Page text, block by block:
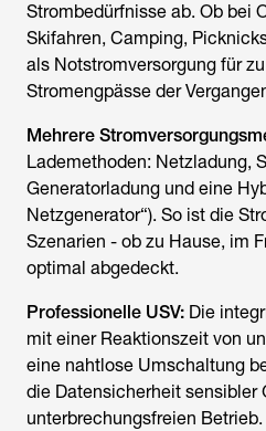
Strombedürfnisse ab. Ob bei
Skifahren, Camping,
als Notstromversorgung für
Stromengpässe der
Mehrere
Lademethoden: Netzladung,
Generatorladung und eine
Netzgenerator“). So ist die
Szenarien - ob zu Hause, im
optimal abgedeckt.
Professionelle USV: Die
mit einer Reaktionszeit von
eine nahtlose Umschaltung
die Datensicherheit sensibler
unterbrechungsfreien Betrieb.